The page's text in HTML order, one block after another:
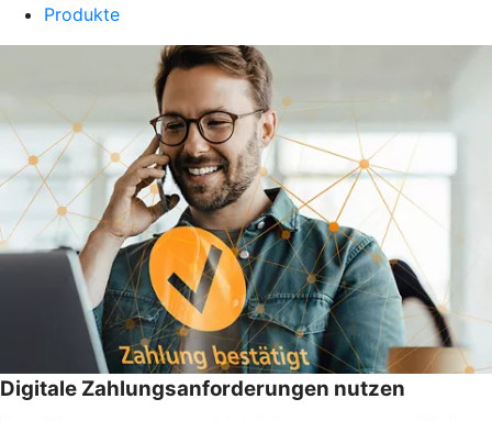
Produkte
Digitale Zahlungsanforderungen nutzen